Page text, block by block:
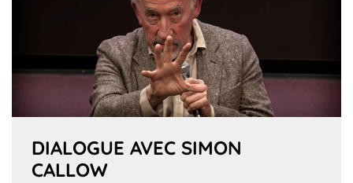
DIALOGUE AVEC SIMON
CALLOW